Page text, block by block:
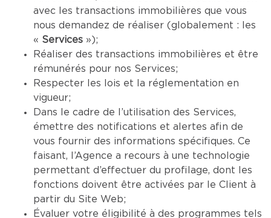
avec les transactions immobilières que vous
nous demandez de réaliser (globalement : les
« Services »);
Réaliser des transactions immobilières et être
rémunérés pour nos Services;
Respecter les lois et la réglementation en
vigueur;
Dans le cadre de l’utilisation des Services,
émettre des notifications et alertes afin de
vous fournir des informations spécifiques. Ce
faisant, l’Agence a recours à une technologie
permettant d’effectuer du profilage, dont les
fonctions doivent être activées par le Client à
partir du Site Web;
Évaluer votre éligibilité à des programmes tels